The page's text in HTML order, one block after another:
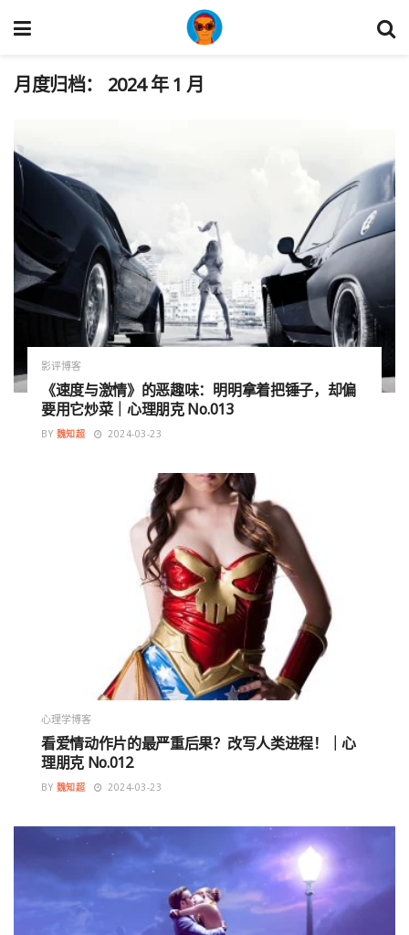
月度归档： 2024 年 1 月
影评博客
《速度与激情》的恶趣味：明明拿着把锤子，却偏
要用它炒菜｜心理朋克 No.013
BY 魏知超 2024-03-23
心理学博客
看爱情动作片的最严重后果？改写人类进程！｜心
理朋克 No.012
BY 魏知超 2024-03-23